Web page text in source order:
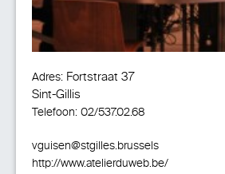
Adres: Fortstraat 37
Sint-Gillis
Telefoon: 02/537.02.68
vguisen@stgilles.brussels
http://www.atelierduweb.be/